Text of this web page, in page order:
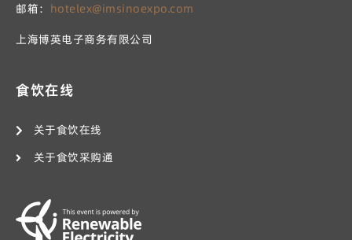
邮箱： hotelex@imsinoexpo.com
上海博英电子商务有限公司
食饮在线
关于食饮在线
关于食饮采购通